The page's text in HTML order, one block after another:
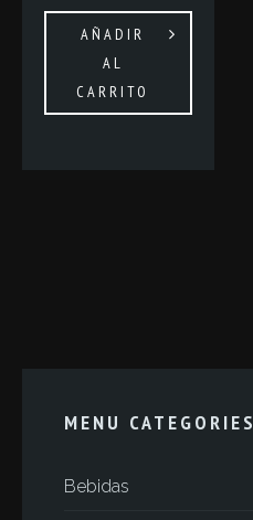
AÑADIR
AL
CARRITO
MENU CATEGORIES
Bebidas